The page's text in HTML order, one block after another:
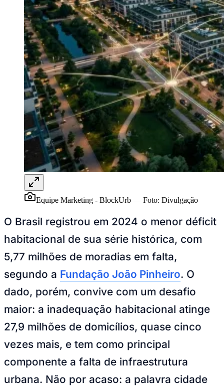
Panorama Econômico
Para Sua Empresa
Anuncie no Portal
Verificar Empresa
Novo
Anunciar VagasNovo
Publicidade Legal
NBA
NFL
Fórmula 1
UFC
Tênis (ATP)
MLB
NHL
Atletismo
NBB
Competições de Futebol
Brasileirão Série A
Paulistão
Libertadores
Copa América
Premier League
Bundesliga
Mundial 2026
Times - Ir direto
Equipe Marketing - BlockUrb — Foto: Divulgação
O Brasil registrou em 2024 o menor déficit
habitacional de sua série histórica, com
5,77 milhões de moradias em falta,
segundo a Fundação João Pinheiro. O
dado, porém, convive com um desafio
maior: a inadequação habitacional atinge
27,9 milhões de domicílios, quase cinco
vezes mais, e tem como principal
componente a falta de infraestrutura
urbana. Não por acaso: a palavra cidade